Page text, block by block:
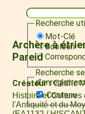
Recherche
Mot-Clé
Booléen
Recherche
Contenu
Archère à
Pareid
Créateur
Cédric
Histoire et Cultures
l'Antiquité et du